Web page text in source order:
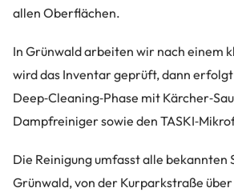
allen Oberflächen.
In Grünwald arbeiten wir nach einem
wird das Inventar geprüft, dann
Deep‑Cleaning‑Phase mit
Dampfreiniger sowie den
Die Reinigung umfasst alle bekannten
Grünwald, von der Kurparkstraße